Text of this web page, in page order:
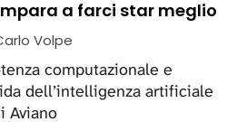
a farci star meglio
Volpe
computazionale e
dell’intelligenza artificiale
Aviano